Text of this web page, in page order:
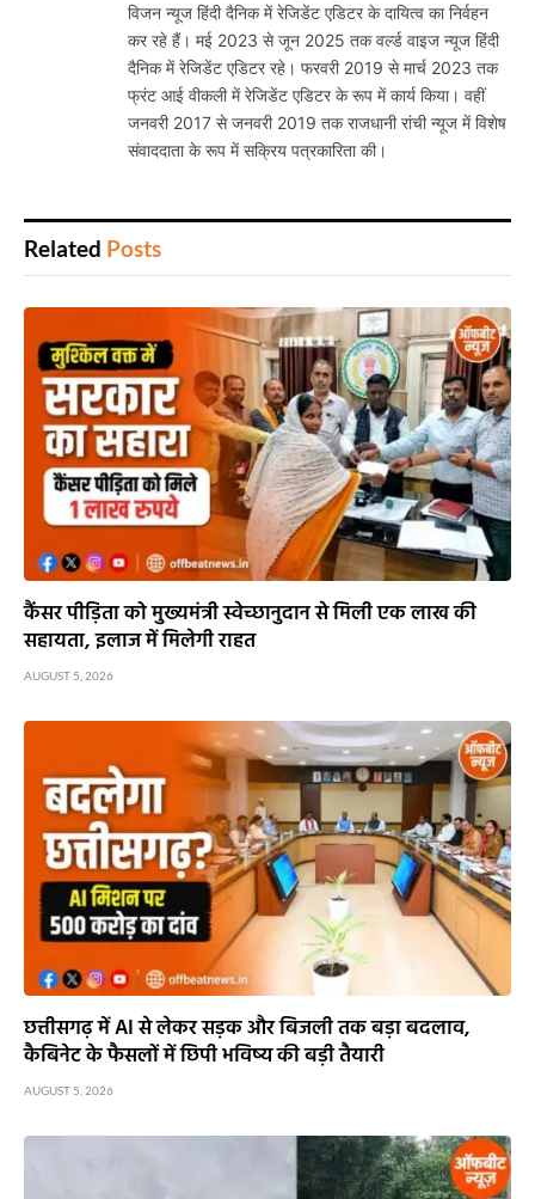
विजन न्यूज हिंदी दैनिक में रेजिडेंट एडिटर के दायित्व का निर्वहन
कर रहे हैं। मई 2023 से जून 2025 तक वर्ल्ड वाइज न्यूज हिंदी
दैनिक में रेजिडेंट एडिटर रहे। फरवरी 2019 से मार्च 2023 तक
फ्रंट आई वीकली में रेजिडेंट एडिटर के रूप में कार्य किया। वहीं
जनवरी 2017 से जनवरी 2019 तक राजधानी रांची न्यूज में विशेष
संवाददाता के रूप में सक्रिय पत्रकारिता की।
Related Posts
कैंसर पीड़िता को मुख्यमंत्री स्वेच्छानुदान से मिली एक लाख की
सहायता, इलाज में मिलेगी राहत
AUGUST 5, 2026
छत्तीसगढ़ में AI से लेकर सड़क और बिजली तक बड़ा बदलाव,
कैबिनेट के फैसलों में छिपी भविष्य की बड़ी तैयारी
AUGUST 5, 2026